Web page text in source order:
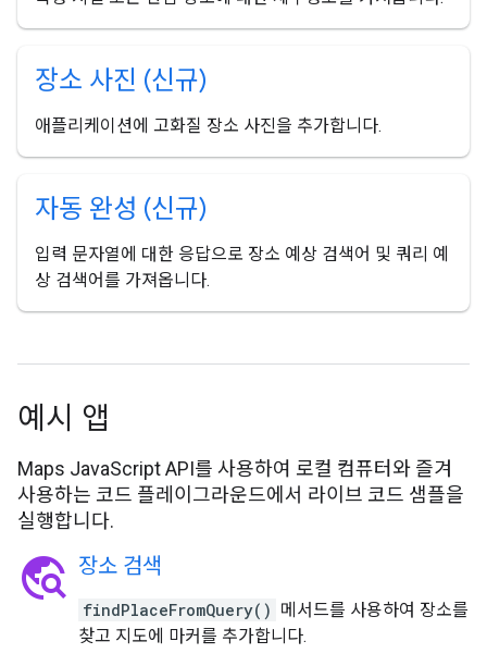
장소 사진 (신규)
애플리케이션에 고화질 장소 사진을 추가합니다.
자동 완성 (신규)
입력 문자열에 대한 응답으로 장소 예상 검색어 및 쿼리 예
상 검색어를 가져옵니다.
예시 앱
Maps JavaScript API를 사용하여 로컬 컴퓨터와 즐겨
사용하는 코드 플레이그라운드에서 라이브 코드 샘플을
실행합니다.
travel_explore 장소 검색
findPlaceFromQuery() 메서드를 사용하여 장소를
찾고 지도에 마커를 추가합니다.